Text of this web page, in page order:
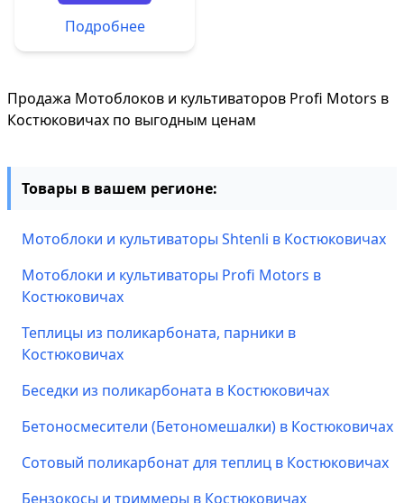
Подробнее
Продажа Мотоблоков и культиваторов Profi Motors в
Костюковичах по выгодным ценам
Товары в вашем регионе:
Мотоблоки и культиваторы Shtenli в Костюковичах
Мотоблоки и культиваторы Profi Motors в
Костюковичах
Теплицы из поликарбоната, парники в
Костюковичах
Беседки из поликарбоната в Костюковичах
Бетоносмесители (Бетономешалки) в Костюковичах
Сотовый поликарбонат для теплиц в Костюковичах
Бензокосы и триммеры в Костюковичах